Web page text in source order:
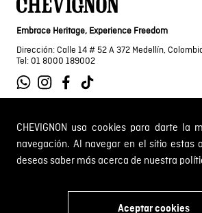
CHEVIGNON usa cookies para darte la
navegación. Al navegar en el sitio estas
deseas saber más acerca de nuestra
Aceptar cookies
Embrace Heritage, Experience Freedom
Dirección: Calle 14 # 52 A 372 Medellín,
Tel: 01 8000 189002
SOBRE NOSOTROS
Encuentra tu tienda